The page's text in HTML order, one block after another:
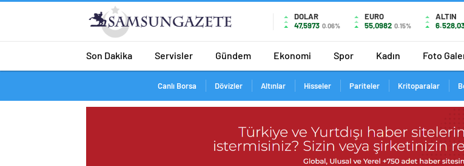
DOLAR
47,5973 0.06%
EURO
55,0982 0.15%
ALTIN
Son Dakika Servisler Gündem Ekonomi Spor Kadın Foto
Canlı Borsa Dövizler Altınlar Hisseler Pariteler Kritoparalar